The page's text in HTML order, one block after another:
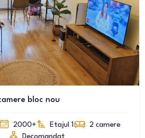
bloc nou
2000+ Etajul 1 2 camere